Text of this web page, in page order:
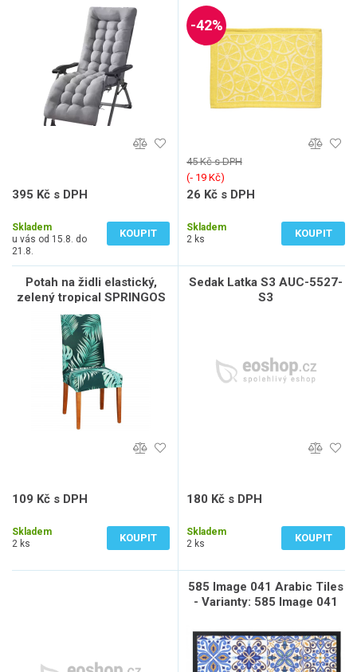
23490
395 Kč s DPH
Skladem
u vás od 15.8. do
21.8.
KOUPIT
-42%
45 Kč s DPH
(‐ 19 Kč)
26 Kč s DPH
Skladem
2 ks
KOUPIT
Potah na židli elastický,
zelený tropical SPRINGOS
SPANDEX
109 Kč s DPH
Skladem
2 ks
KOUPIT
Sedak Latka S3 AUC-5527-
S3
180 Kč s DPH
Skladem
2 ks
KOUPIT
585 Image 041 Arabic Tiles
- Varianty: 585 Image 041